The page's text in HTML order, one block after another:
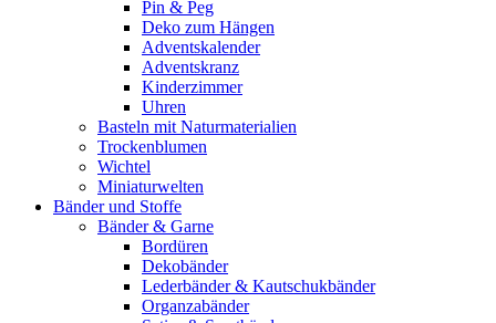
Pin & Peg
Deko zum Hängen
Adventskalender
Adventskranz
Kinderzimmer
Uhren
Basteln mit Naturmaterialien
Trockenblumen
Wichtel
Miniaturwelten
Bänder und Stoffe
Bänder & Garne
Bordüren
Dekobänder
Lederbänder & Kautschukbänder
Organzabänder